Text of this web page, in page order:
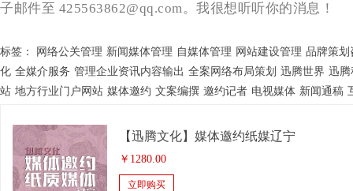
子邮件至 425563862@qq.com。我很想听听你的消息！
标签： 网络公关管理 新闻媒体管理 自媒体管理 网站建设管理 品牌策划
化 全媒介服务 管理企业资讯内容输出 全案网络布局策划 迅腾世界 迅
站 地方行业门户网站 媒体邀约 文案编撰 邀约记者 电视媒体 新闻通稿
【迅腾文化】媒体邀约纸媒辽宁
￥ 1280.00
立即购买